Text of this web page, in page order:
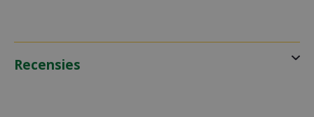
Recensies